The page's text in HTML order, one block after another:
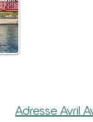
Adresse Avril